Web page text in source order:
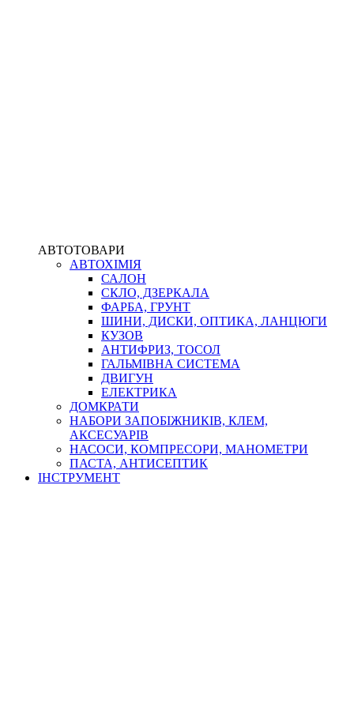
АВТОТОВАРИ
АВТОХІМІЯ
САЛОН
СКЛО, ДЗЕРКАЛА
ФАРБА, ГРУНТ
ШИНИ, ДИСКИ, ОПТИКА, ЛАНЦЮГИ
КУЗОВ
АНТИФРИЗ, ТОСОЛ
ГАЛЬМІВНА СИСТЕМА
ДВИГУН
ЕЛЕКТРИКА
ДОМКРАТИ
НАБОРИ ЗАПОБІЖНИКІВ, КЛЕМ,
АКСЕСУАРІВ
НАСОСИ, КОМПРЕСОРИ, МАНОМЕТРИ
ПАСТА, АНТИСЕПТИК
ІНСТРУМЕНТ